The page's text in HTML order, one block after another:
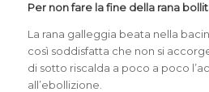
Per non fare la fine della rana
La rana galleggia beata nella
così soddisfatta che non si
di sotto riscalda a poco a poco
all’ebollizione.